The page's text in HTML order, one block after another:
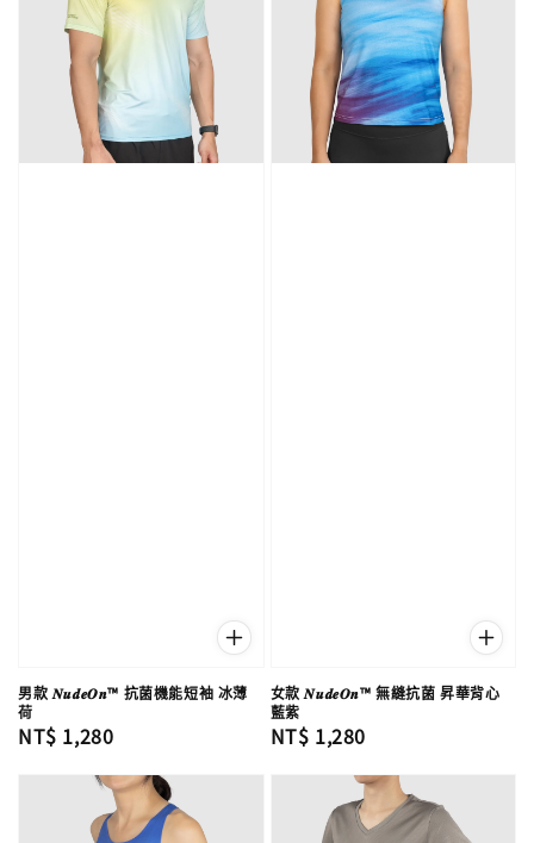
男款 𝑵𝒖𝒅𝒆𝑶𝒏™ 抗菌機能短袖 冰薄
荷
Regular
NT$ 1,280
女款 𝑵𝒖𝒅𝒆𝑶𝒏™ 無縫抗菌 昇華背心
藍紫
Regular
NT$ 1,280